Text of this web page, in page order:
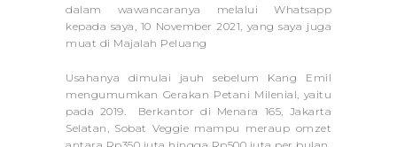
dalam wawancaranya melalui Whatsapp
kepada saya, 10 November 2021, yang saya juga
muat di Majalah Peluang
Usahanya dimulai jauh sebelum Kang Emil
mengumumkan Gerakan Petani Milenial, yaitu
pada 2019. Berkantor di Menara 165, Jakarta
Selatan, Sobat Veggie mampu meraup omzet